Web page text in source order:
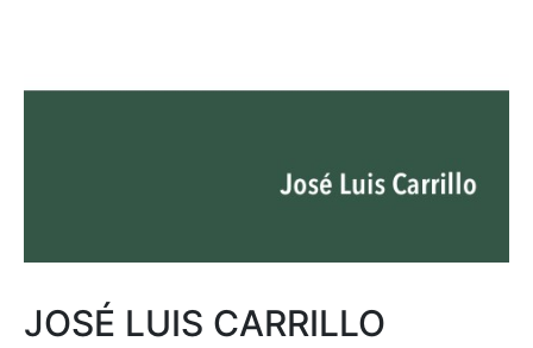
JOSÉ LUIS CARRILLO